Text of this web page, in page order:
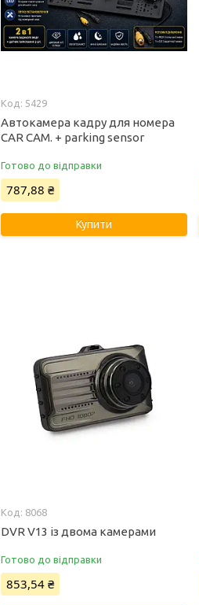
5429
Автокамера кадру для номера
CAR CAM. + parking sensor
Готово до відправки
787,88 ₴
Купити
8068
DVR V13 із двома камерами
Готово до відправки
853,54 ₴